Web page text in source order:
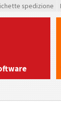
spedizione